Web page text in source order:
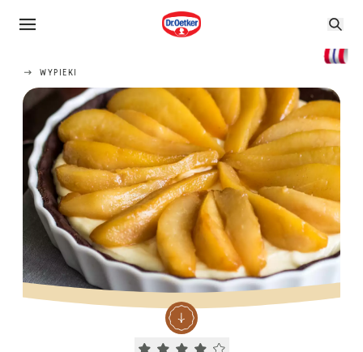
WYPIEKI
Current rating 4.0. Click to rate.